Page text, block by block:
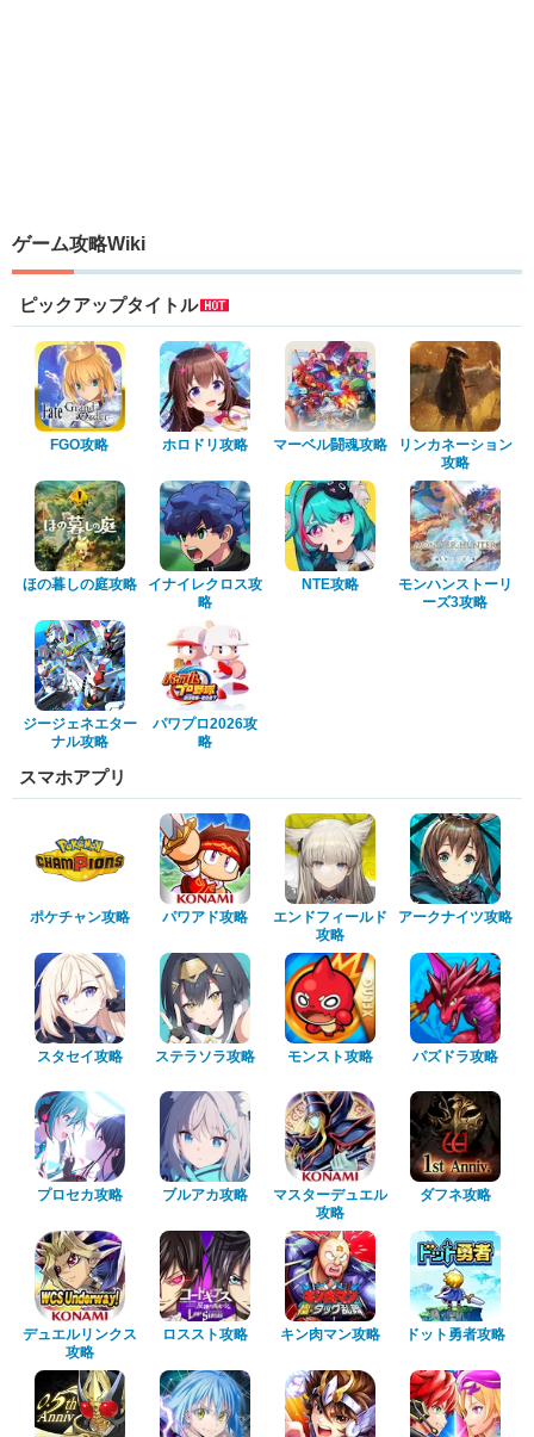
ゲーム攻略Wiki
ピックアップタイトル
FGO攻略 ホロドリ攻略 マーベル闘魂攻略
リンカネーション
攻略
ほの暮しの庭攻略
イナイレクロス攻
略
NTE攻略
モンハンストーリ
ーズ3攻略
ジージェネエター
ナル攻略
パワプロ2026攻
略
スマホアプリ
ポケチャン攻略 パワアド攻略
エンドフィールド
攻略
アークナイツ攻略
スタセイ攻略 ステラソラ攻略 モンスト攻略 パズドラ攻略
プロセカ攻略 ブルアカ攻略
マスターデュエル
攻略
ダフネ攻略
デュエルリンクス
攻略
ロススト攻略 キン肉マン攻略 ドット勇者攻略